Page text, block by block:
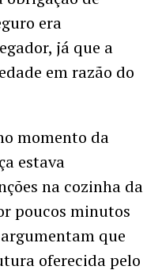
era
já que a
em razão do
momento da
estava
na cozinha da
poucos minutos
que
oferecida pelo